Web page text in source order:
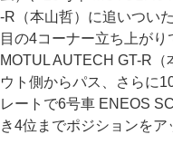
-R（本山哲）に追いつい
目の4コーナー立ち上がり
MOTUL AUTECH GT-R
ウト側からパス、さらに
レートで6号車 ENEOS
き4位までポジションをア